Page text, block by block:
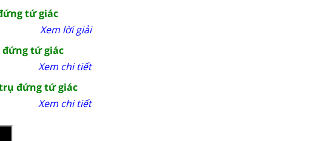
tứ giác
Xem lời giải
đứng tứ giác
Xem chi tiết
đứng tứ giác
Xem chi tiết